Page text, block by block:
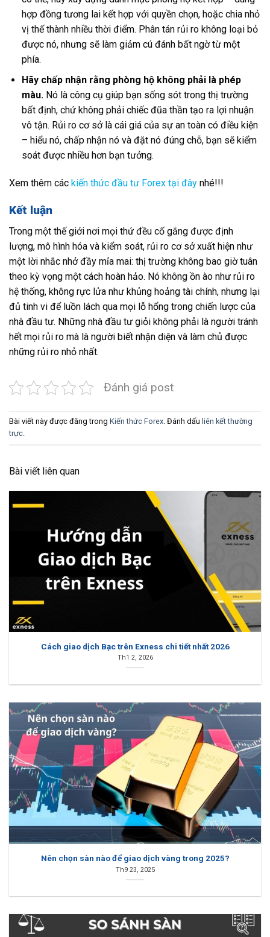
hợp đồng tương lai kết hợp với quyền chọn, hoặc chia nhỏ
vị thế thành nhiều thời điểm. Phân tán rủi ro không loại bỏ
được nó, nhưng sẽ làm giảm cú đánh bất ngờ từ một
phía.
Hãy chấp nhận rằng phòng hộ không phải là phép
màu.Nó là công cụ giúp bạn sống sót trong thị trường
bất định, chứ không phải chiếc đũa thần tạo ra lợi nhuận
vô tận. Rủi ro cơ sở là cái giá của sự an toàn có điều kiện
– hiểu nó, chấp nhận nó và đặt nó đúng chỗ, bạn sẽ kiểm
soát được nhiều hơn bạn tưởng.
Xem thêm các kiến thức đầu tư Forex tại đây nhé!!!
Kết luận
Trong một thế giới nơi mọi thứ đều cố gắng được định
lượng, mô hình hóa và kiểm soát, rủi ro cơ sở xuất hiện như
một lời nhắc nhở đầy mỉa mai: thị trường không bao giờ tuân
theo kỳ vọng một cách hoàn hảo. Nó không ồn ào như rủi ro
hệ thống, không rực lửa như khủng hoảng tài chính, nhưng lại
đủ tinh vi để luồn lách qua mọi lỗ hổng trong chiến lược của
nhà đầu tư. Những nhà đầu tư giỏi không phải là người tránh
hết mọi rủi ro mà là người biết nhận diện và làm chủ được
những rủi ro nhỏ nhất.
Đánh giá post
Bài viết này được đăng trong Kiến thức Forex . Đánh dấu liên kết thường
trực
Bài viết liên quan
Cách giao dịch Bạc trên Exness chi tiết nhất 2026
Th1 2, 2026
Nên chọn sàn nào để giao dịch vàng trong 2025?
Th9 23, 2025